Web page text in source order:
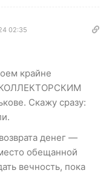
02:35
крайне
Скажу сразу:
денег —
обещанной
вечность, пока